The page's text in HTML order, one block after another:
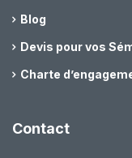
Blog
Devis pour vos
Charte
Contact